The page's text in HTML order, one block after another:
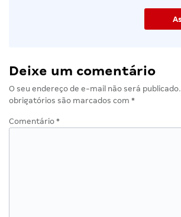
Deixe um comentário
O seu endereço de e-mail não será publicado.
obrigatórios são marcados com *
Comentário *